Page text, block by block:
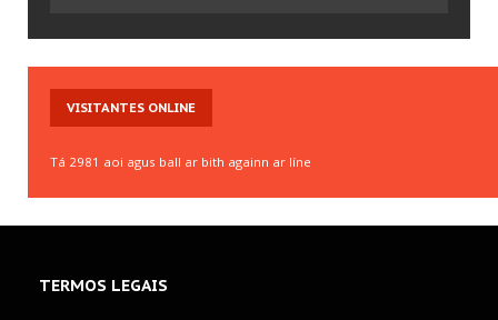
VISITANTES ONLINE
Tá 2981 aoi agus ball ar bith againn ar líne
Super Mario Bros.
V0.8 Super Smash Flash 2
Tennis
TERMOS LEGAIS